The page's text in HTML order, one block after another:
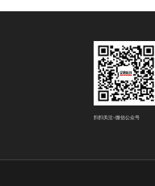
扫扫关注-微信公众号